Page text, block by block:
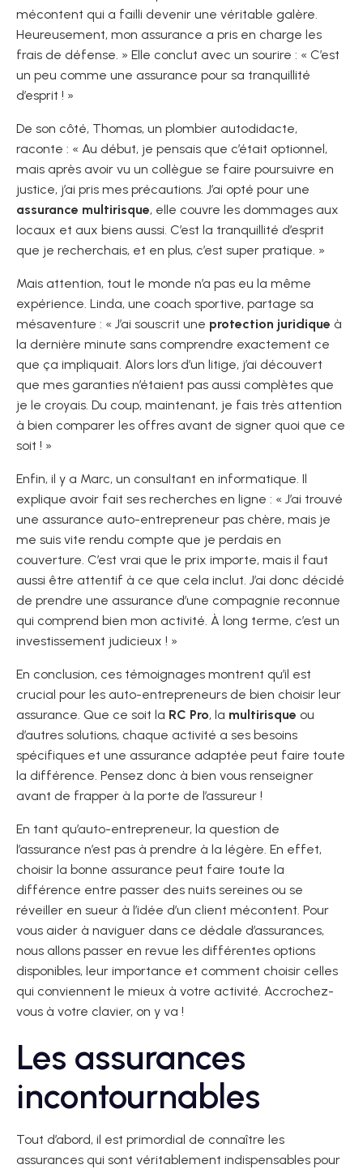
mécontent qui a failli devenir une véritable galère.
Heureusement, mon assurance a pris en charge les
frais de défense. » Elle conclut avec un sourire : « C’est
un peu comme une assurance pour sa tranquillité
d’esprit ! »
De son côté, Thomas, un plombier autodidacte,
raconte : « Au début, je pensais que c’était optionnel,
mais après avoir vu un collègue se faire poursuivre en
justice, j’ai pris mes précautions. J’ai opté pour une
assurance multirisque, elle couvre les dommages aux
locaux et aux biens aussi. C’est la tranquillité d’esprit
que je recherchais, et en plus, c’est super pratique. »
Mais attention, tout le monde n’a pas eu la même
expérience. Linda, une coach sportive, partage sa
mésaventure : « J’ai souscrit une protection juridique à
la dernière minute sans comprendre exactement ce
que ça impliquait. Alors lors d’un litige, j’ai découvert
que mes garanties n’étaient pas aussi complètes que
je le croyais. Du coup, maintenant, je fais très attention
à bien comparer les offres avant de signer quoi que ce
soit ! »
Enfin, il y a Marc, un consultant en informatique. Il
explique avoir fait ses recherches en ligne : « J’ai trouvé
une assurance auto-entrepreneur pas chère, mais je
me suis vite rendu compte que je perdais en
couverture. C’est vrai que le prix importe, mais il faut
aussi être attentif à ce que cela inclut. J’ai donc décidé
de prendre une assurance d’une compagnie reconnue
qui comprend bien mon activité. À long terme, c’est un
investissement judicieux ! »
En conclusion, ces témoignages montrent qu’il est
crucial pour les auto-entrepreneurs de bien choisir leur
assurance. Que ce soit la RC Pro, la multirisque ou
d’autres solutions, chaque activité a ses besoins
spécifiques et une assurance adaptée peut faire toute
la différence. Pensez donc à bien vous renseigner
avant de frapper à la porte de l’assureur !
En tant qu’auto-entrepreneur, la question de
l’assurance n’est pas à prendre à la légère. En effet,
choisir la bonne assurance peut faire toute la
différence entre passer des nuits sereines ou se
réveiller en sueur à l’idée d’un client mécontent. Pour
vous aider à naviguer dans ce dédale d’assurances,
nous allons passer en revue les différentes options
disponibles, leur importance et comment choisir celles
qui conviennent le mieux à votre activité. Accrochez-
vous à votre clavier, on y va !
Les assurances
incontournables
Tout d’abord, il est primordial de connaître les
assurances qui sont véritablement indispensables pour